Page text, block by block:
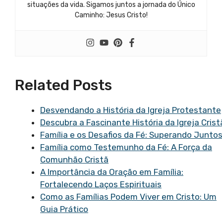
situações da vida. Sigamos juntos a jornada do Único
Caminho: Jesus Cristo!
Related Posts
Desvendando a História da Igreja Protestante
Descubra a Fascinante História da Igreja
Família e os Desafios da Fé: Superando Juntos
Família como Testemunho da Fé: A Força da
Comunhão Cristã
A Importância da Oração em Família:
Fortalecendo Laços Espirituais
Como as Famílias Podem Viver em Cristo: Um
Guia Prático